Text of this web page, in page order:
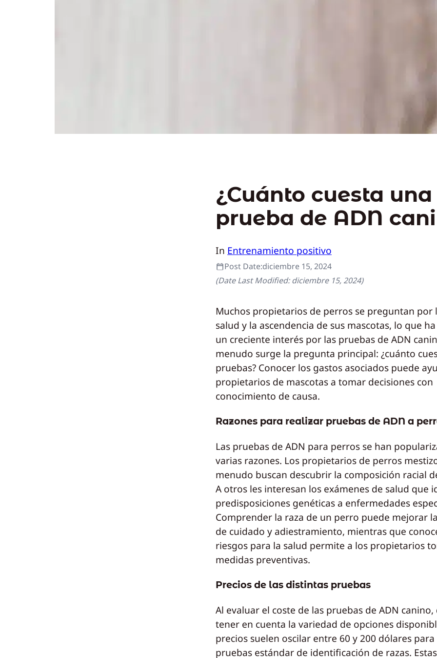
¿Cuánto cuesta una
prueba de ADN
In Entrenamiento positivo
Post Date:diciembre 15, 2024
(Date Last Modified:diciembre 15, 2024)
Muchos propietarios de perros se preguntan por
salud y la ascendencia de sus mascotas, lo que
un creciente interés por las pruebas de ADN
menudo surge la pregunta principal: ¿cuánto
pruebas? Conocer los gastos asociados puede
propietarios de mascotas a tomar decisiones con
conocimiento de causa.
Razones para realizar pruebas de ADN a
Las pruebas de ADN para perros se han
varias razones. Los propietarios de perros
menudo buscan descubrir la composición racial
A otros les interesan los exámenes de salud que
predisposiciones genéticas a enfermedades
Comprender la raza de un perro puede mejorar
de cuidado y adiestramiento, mientras que
riesgos para la salud permite a los propietarios
medidas preventivas.
Precios de las distintas pruebas
Al evaluar el coste de las pruebas de ADN canino,
tener en cuenta la variedad de opciones
precios suelen oscilar entre 60 y 200 dólares para
pruebas estándar de identificación de razas.